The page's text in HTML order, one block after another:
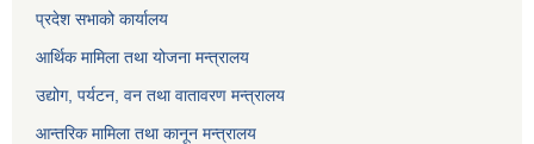
प्रदेश सभाको कार्यालय
आर्थिक मामिला तथा योजना मन्त्रालय
उद्योग, पर्यटन, वन तथा वातावरण मन्त्रालय
आन्तरिक मामिला तथा कानून मन्त्रालय